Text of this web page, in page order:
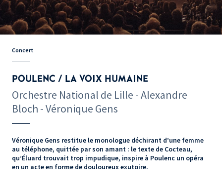
Concert
POULENC / LA VOIX HUMAINE
Orchestre National de Lille - Alexandre
Bloch - Véronique Gens
Véronique Gens restitue le monologue déchirant d’une femme
au téléphone, quittée par son amant : le texte de Cocteau,
qu’Éluard trouvait trop impudique, inspire à Poulenc un opéra
en un acte en forme de douloureux exutoire.